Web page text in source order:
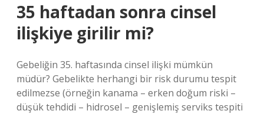
35 haftadan sonra cinsel
ilişkiye girilir mi?
Gebeliğin 35. haftasında cinsel ilişki mümkün
müdür? Gebelikte herhangi bir risk durumu tespit
edilmezse (örneğin kanama – erken doğum riski –
düşük tehdidi – hidrosel – genişlemiş serviks tespiti